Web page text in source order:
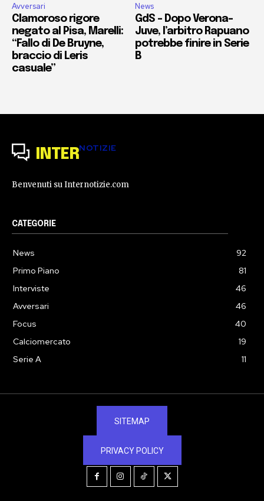
Avversari
Clamoroso rigore
negato al Pisa, Marelli:
“Fallo di De Bruyne,
braccio di Leris
casuale”
News
GdS – Dopo Verona-
Juve, l’arbitro Rapuano
potrebbe finire in Serie
B
INTERNOTIZIE
Benvenuti su Internotizie.com
CATEGORIE
News
92
Primo Piano
81
Interviste
46
Avversari
46
Focus
40
Calciomercato
19
Serie A
11
SITEMAP
PRIVACY POLICY